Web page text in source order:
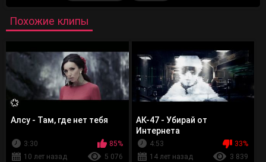
Похожие клипы
Алсу - Там, где нет тебя
3:30
85%
10 лет назад
5 076
АК-47 - Убирай от
Интернета
4:53
33%
14 лет назад
3 839